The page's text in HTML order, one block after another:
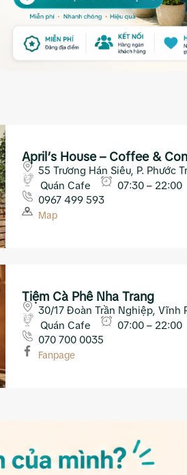
April’s House – Coffee &
Trương Hán Siêu
55 Trương Hán Siêu, P. Phước
Trang
Quán Cafe
07:30 – 22:00
0967 499 593
Map
Tiệm Cà Phê Nha Trang
30/17 Đoàn Trần Nghiệp, Vĩnh
Trang
Quán Cafe
07:00 – 22:00
070 700 0035
Fanpage